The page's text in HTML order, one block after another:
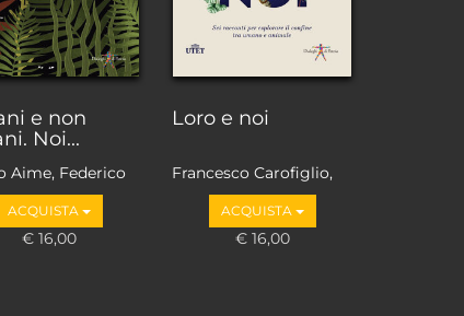
e non
Noi...
Aime, Federico
Adriano
Guido
Irene
ACQUISTA
€ 16,00
Loro e noi
Francesco Carofiglio,
Anna Giurickovic Dato,
Emanuele Trevi, Nadia
Terranova, Nicola
ACQUISTA
€ 16,00